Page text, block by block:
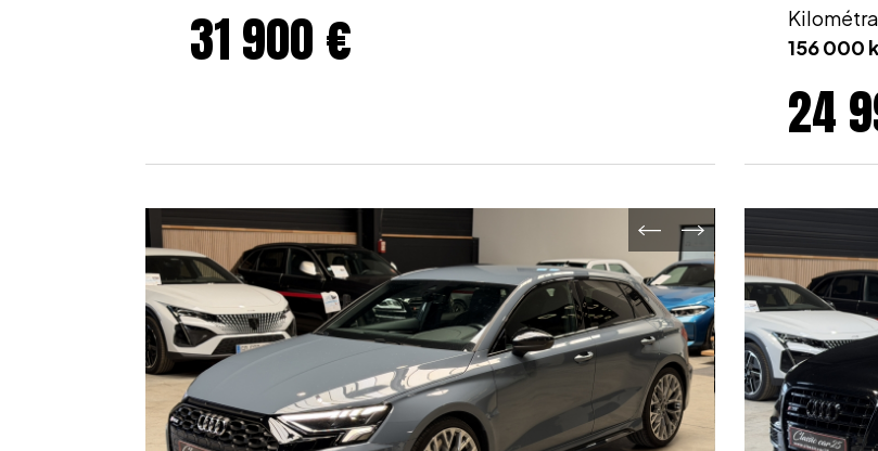
31 900 €
156 000
24